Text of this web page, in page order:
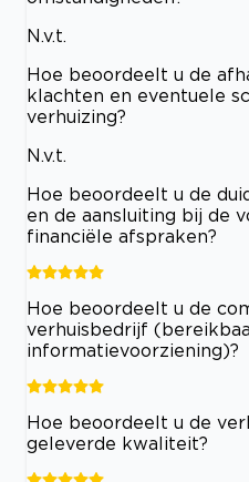
N.v.t.
Hoe beoordeelt u de
klachten en eventuele
verhuizing?
N.v.t.
Hoe beoordeelt u de
en de aansluiting bij de
financiële afspraken?
Hoe beoordeelt u de
verhuisbedrijf
informatievoorziening)?
Hoe beoordeelt u de
geleverde kwaliteit?